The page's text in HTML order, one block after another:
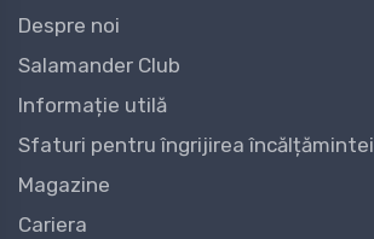
Despre noi
Salamander Club
Informație utilă
Sfaturi pentru îngrijirea încălțămintei
Magazine
Cariera